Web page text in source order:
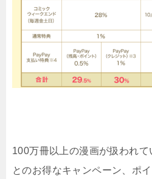
100万冊以上の漫画が扱われ
とのお得なキャンペーン、ポ